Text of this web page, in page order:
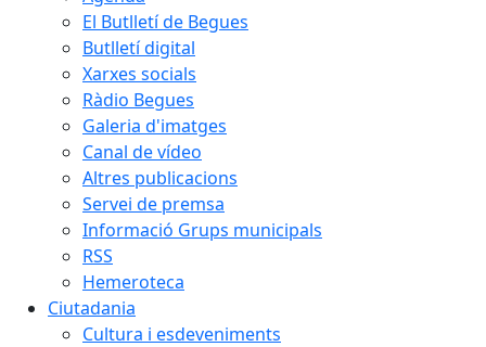
El Butlletí de Begues
Butlletí digital
Xarxes socials
Ràdio Begues
Galeria d'imatges
Canal de vídeo
Altres publicacions
Servei de premsa
Informació Grups municipals
RSS
Hemeroteca
Ciutadania
Cultura i esdeveniments